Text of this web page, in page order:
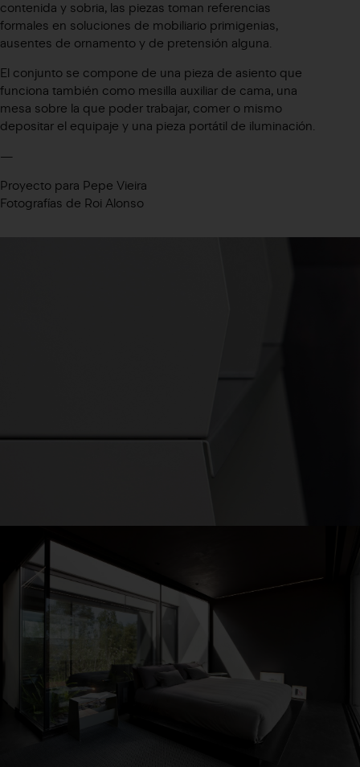
contenida y sobria, las piezas toman referencias
formales en soluciones de mobiliario primigenias,
ausentes de ornamento y de pretensión alguna.
El conjunto se compone de una pieza de asiento que
funciona también como mesilla auxiliar de cama, una
mesa sobre la que poder trabajar, comer o mismo
depositar el equipaje y una pieza portátil de iluminación.
—
Proyecto para Pepe Vieira
Fotografías de Roi Alonso